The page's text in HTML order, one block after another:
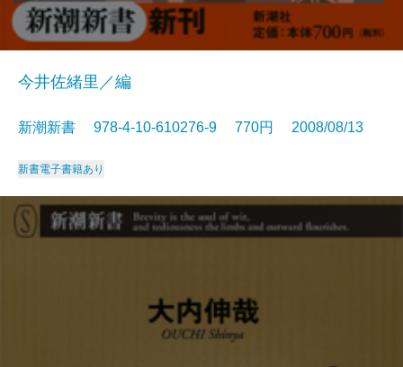
今井佐緒里／編
新潮新書 978-4-10-610276-9 770円 2008/08/13
新書電子書籍あり